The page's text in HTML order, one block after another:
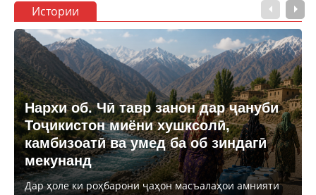
Истории
Нархи об. Чӣ тавр занон дар ҷануби
Тоҷикистон миёни хушксолӣ,
камбизоатӣ ва умед ба об зиндагӣ
мекунанд
Дар ҳоле ки роҳбарони ҷаҳон масъалаҳои амнияти